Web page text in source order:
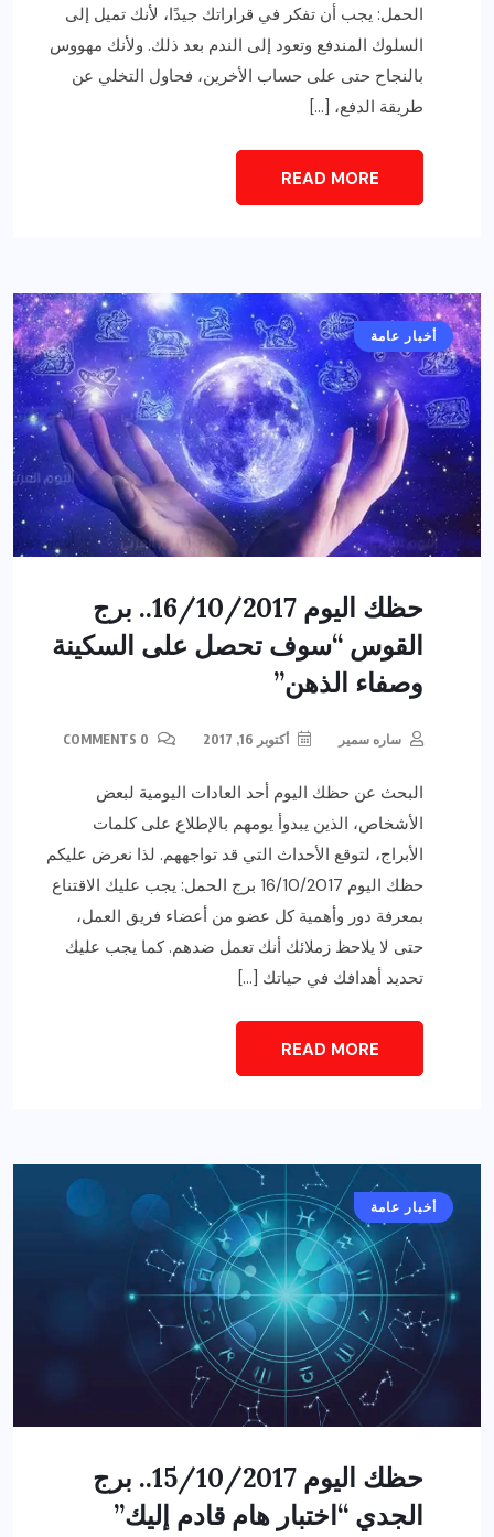
الحمل: يجب أن تفكر في قراراتك جيدًا، لأنك تميل إلى
السلوك المندفع وتعود إلى الندم بعد ذلك. ولأنك مهووس
بالنجاح حتى على حساب الأخرين، فحاول التخلي عن
طريقة الدفع، […]
READ MORE
أخبار عامة
حظك اليوم 16/10/2017.. برج
القوس “سوف تحصل على السكينة
وصفاء الذهن”
ساره سمير أكتوبر 16, 2017
البحث عن حظك اليوم أحد العادات اليومية لبعض
الأشخاص، الذين يبدوأ يومهم بالإطلاع على كلمات
الأبراج، لتوقع الأحداث التي قد تواجههم. لذا نعرض عليكم
حظك اليوم 16/10/2017 برج الحمل: يجب عليك الاقتناع
بمعرفة دور وأهمية كل عضو من أعضاء فريق العمل،
حتى لا يلاحظ زملائك أنك تعمل ضدهم. كما يجب عليك
تحديد أهدافك في حياتك […]
READ MORE
أخبار عامة
حظك اليوم 15/10/2017.. برج
الجدي “اختبار هام قادم إليك”